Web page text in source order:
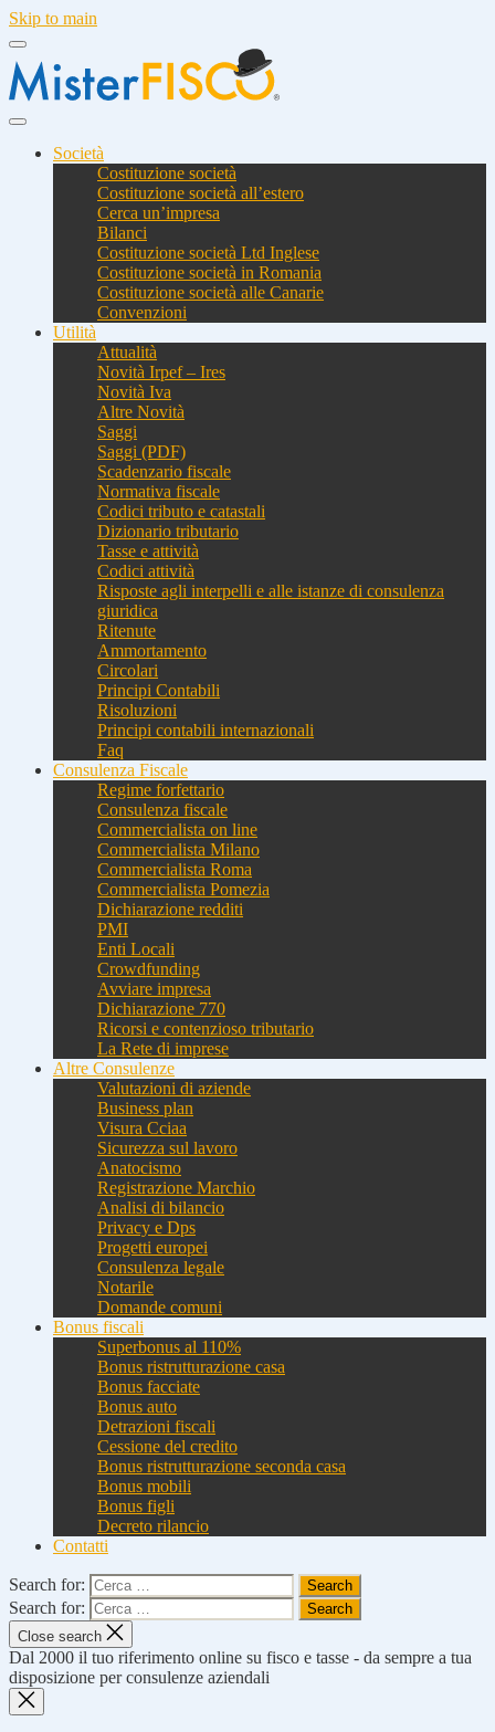
Skip to main
Società
Costituzione società
Costituzione società all’estero
Cerca un’impresa
Bilanci
Costituzione società Ltd Inglese
Costituzione società in Romania
Costituzione società alle Canarie
Convenzioni
Utilità
Attualità
Novità Irpef – Ires
Novità Iva
Altre Novità
Saggi
Saggi (PDF)
Scadenzario fiscale
Normativa fiscale
Codici tributo e catastali
Dizionario tributario
Tasse e attività
Codici attività
Risposte agli interpelli e alle istanze di consulenza
giuridica
Ritenute
Ammortamento
Circolari
Principi Contabili
Risoluzioni
Principi contabili internazionali
Faq
Consulenza Fiscale
Regime forfettario
Consulenza fiscale
Commercialista on line
Commercialista Milano
Commercialista Roma
Commercialista Pomezia
Dichiarazione redditi
PMI
Enti Locali
Crowdfunding
Avviare impresa
Dichiarazione 770
Ricorsi e contenzioso tributario
La Rete di imprese
Altre Consulenze
Valutazioni di aziende
Business plan
Visura Cciaa
Sicurezza sul lavoro
Anatocismo
Registrazione Marchio
Analisi di bilancio
Privacy e Dps
Progetti europei
Consulenza legale
Notarile
Domande comuni
Bonus fiscali
Superbonus al 110%
Bonus ristrutturazione casa
Bonus facciate
Bonus auto
Detrazioni fiscali
Cessione del credito
Bonus ristrutturazione seconda casa
Bonus mobili
Bonus figli
Decreto rilancio
Contatti
Search for:
Search for:
Close search
Dal 2000 il tuo riferimento online su fisco e tasse - da sempre a tua
disposizione per consulenze aziendali